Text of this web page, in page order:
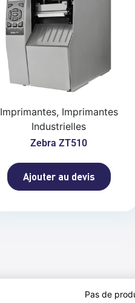
Imprimantes, Imprimantes
Industrielles
Zebra ZT510
Ajouter au devis
Pas de